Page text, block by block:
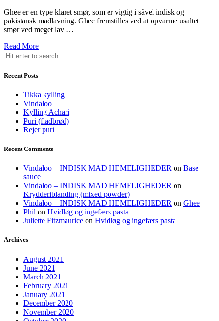
Ghee er en type klaret smør, som er vigtig i såvel indisk og
pakistansk madlavning. Ghee fremstilles ved at opvarme usaltet
smør ved meget lav …
Read More
Recent Posts
Tikka kylling
Vindaloo
Kylling Achari
Puri (fladbrød)
Rejer puri
Recent Comments
Vindaloo – INDISK MAD HEMELIGHEDER on Base
sauce
Vindaloo – INDISK MAD HEMELIGHEDER on
Krydderiblanding (mixed powder)
Vindaloo – INDISK MAD HEMELIGHEDER on Ghee
Phil on Hvidløg og ingefærs pasta
Juliette Fitzmaurice on Hvidløg og ingefærs pasta
Archives
August 2021
June 2021
March 2021
February 2021
January 2021
December 2020
November 2020